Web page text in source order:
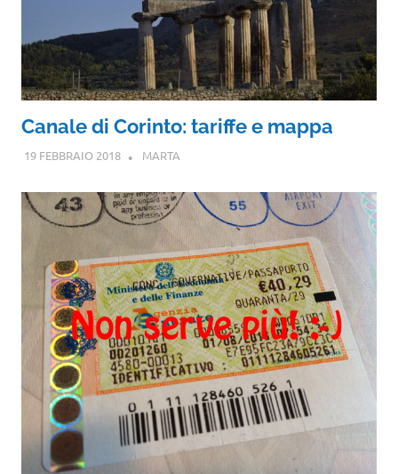
Canale di Corinto: tariffe e mappa
19 FEBBRAIO 2018 MARTA